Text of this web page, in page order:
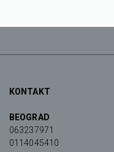
KONTAKT
BEOGRAD
063237971
0114045410